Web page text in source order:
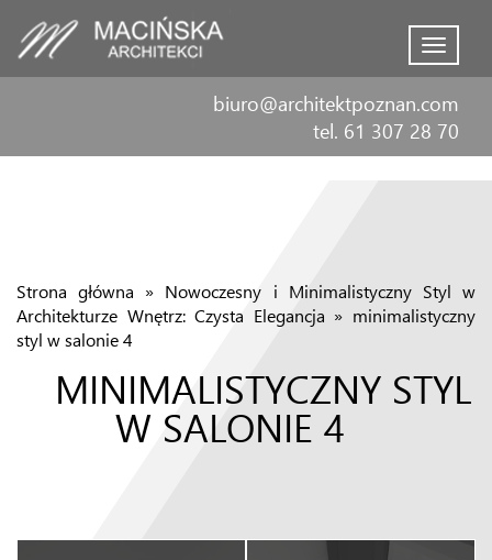
Menu
biuro@architektpoznan.com
tel. 61 307 28 70
Strona główna » Nowoczesny i Minimalistyczny Styl w
Architekturze Wnętrz: Czysta Elegancja » minimalistyczny
styl w salonie 4
MINIMALISTYCZNY STYL
W SALONIE 4